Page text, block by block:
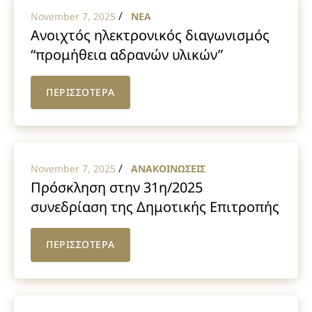
November 7, 2025 / NEA
Ανοιχτός ηλεκτρονικός διαγωνισμός
“προμήθεια αδρανών υλικών”
ΠΕΡΙΣΣΟΤΕΡΑ
November 7, 2025 / ΑΝΑΚΟΙΝΩΣΕΙΣ
Πρόσκληση στην 31η/2025
συνεδρίαση της Δημοτικής Επιτροπής
ΠΕΡΙΣΣΟΤΕΡΑ